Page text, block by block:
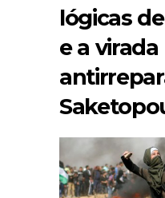
lógicas
e a virada